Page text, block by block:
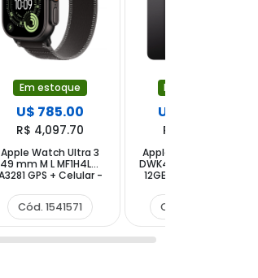
Em estoque
U$ 785.00
R$ 4,097.70
Apple Watch Ultra 3
49 mm M L MF1H4LW
GPS + Celular -
Charcoal Trail Loop
Cód. 1541571
Em estoque
U$ 1,210.00
R$ 6,316.20
Apple iPad Pro A3357
DWK4LL (2025) 256GB
12GB RAM de 11" 12MP
Cód. 1540901